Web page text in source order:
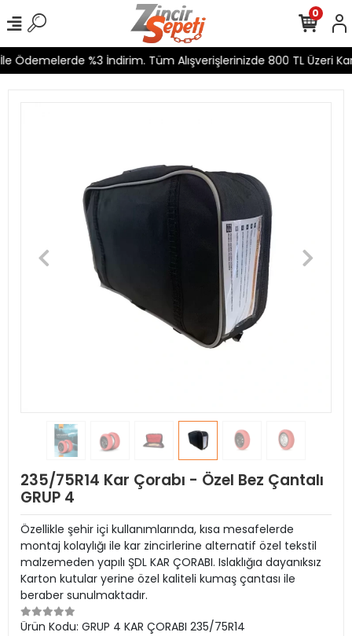
%3 İndirim. Tüm Alışverişlerinizde 800 TL Üzeri
0
235/75R14 Kar Çorabı - Özel Bez Çantalı
GRUP 4
Özellikle şehir içi kullanımlarında, kısa mesafelerde
montaj kolaylığı ile kar zincirlerine alternatif özel tekstil
malzemeden yapılı ŞDL KAR ÇORABI. Islaklığıa dayanıksız
Karton kutular yerine özel kaliteli kumaş çantası ile
beraber sunulmaktadır.
Ürün Kodu: GRUP 4 KAR ÇORABI 235/75R14